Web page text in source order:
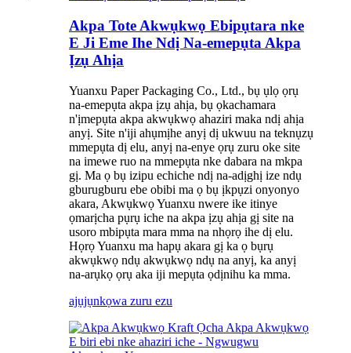
Akpa Tote Akwụkwọ Ebipụtara nke
E Ji Eme Ihe Ndị Na-emepụta Akpa
Ịzụ Ahịa
Yuanxu Paper Packaging Co., Ltd., bụ ụlọ ọrụ
na-emepụta akpa ịzụ ahịa, bụ ọkachamara
n'ịmepụta akpa akwụkwọ ahaziri maka ndị ahịa
anyị. Site n'iji ahụmịhe anyị dị ukwuu na teknụzụ
mmepụta dị elu, anyị na-enye ọrụ zuru oke site
na imewe ruo na mmepụta nke dabara na mkpa
gị. Ma ọ bụ izipu echiche ndị na-adịghị ize ndụ
gburugburu ebe obibi ma ọ bụ ịkpụzi onyonyo
akara, Akwụkwọ Yuanxu nwere ike itinye
ọmarịcha pụrụ iche na akpa ịzụ ahịa gị site na
usoro mbipụta mara mma na nhọrọ ihe dị elu.
Họrọ Yuanxu ma hapụ akara gị ka ọ bụrụ
akwụkwọ ndụ akwụkwọ ndụ na anyị, ka anyị
na-arụkọ ọrụ aka iji mepụta ọdịnihu ka mma.
ajụjụnkọwa zuru ezu